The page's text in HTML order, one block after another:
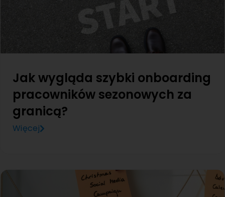
Jak wygląda szybki onboarding
pracowników sezonowych za
granicą?
Więcej